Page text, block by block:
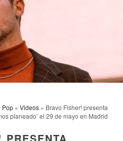
Pop » Videos » Bravo Fisher! presenta
planeado’ el 29 de mayo en Madrid